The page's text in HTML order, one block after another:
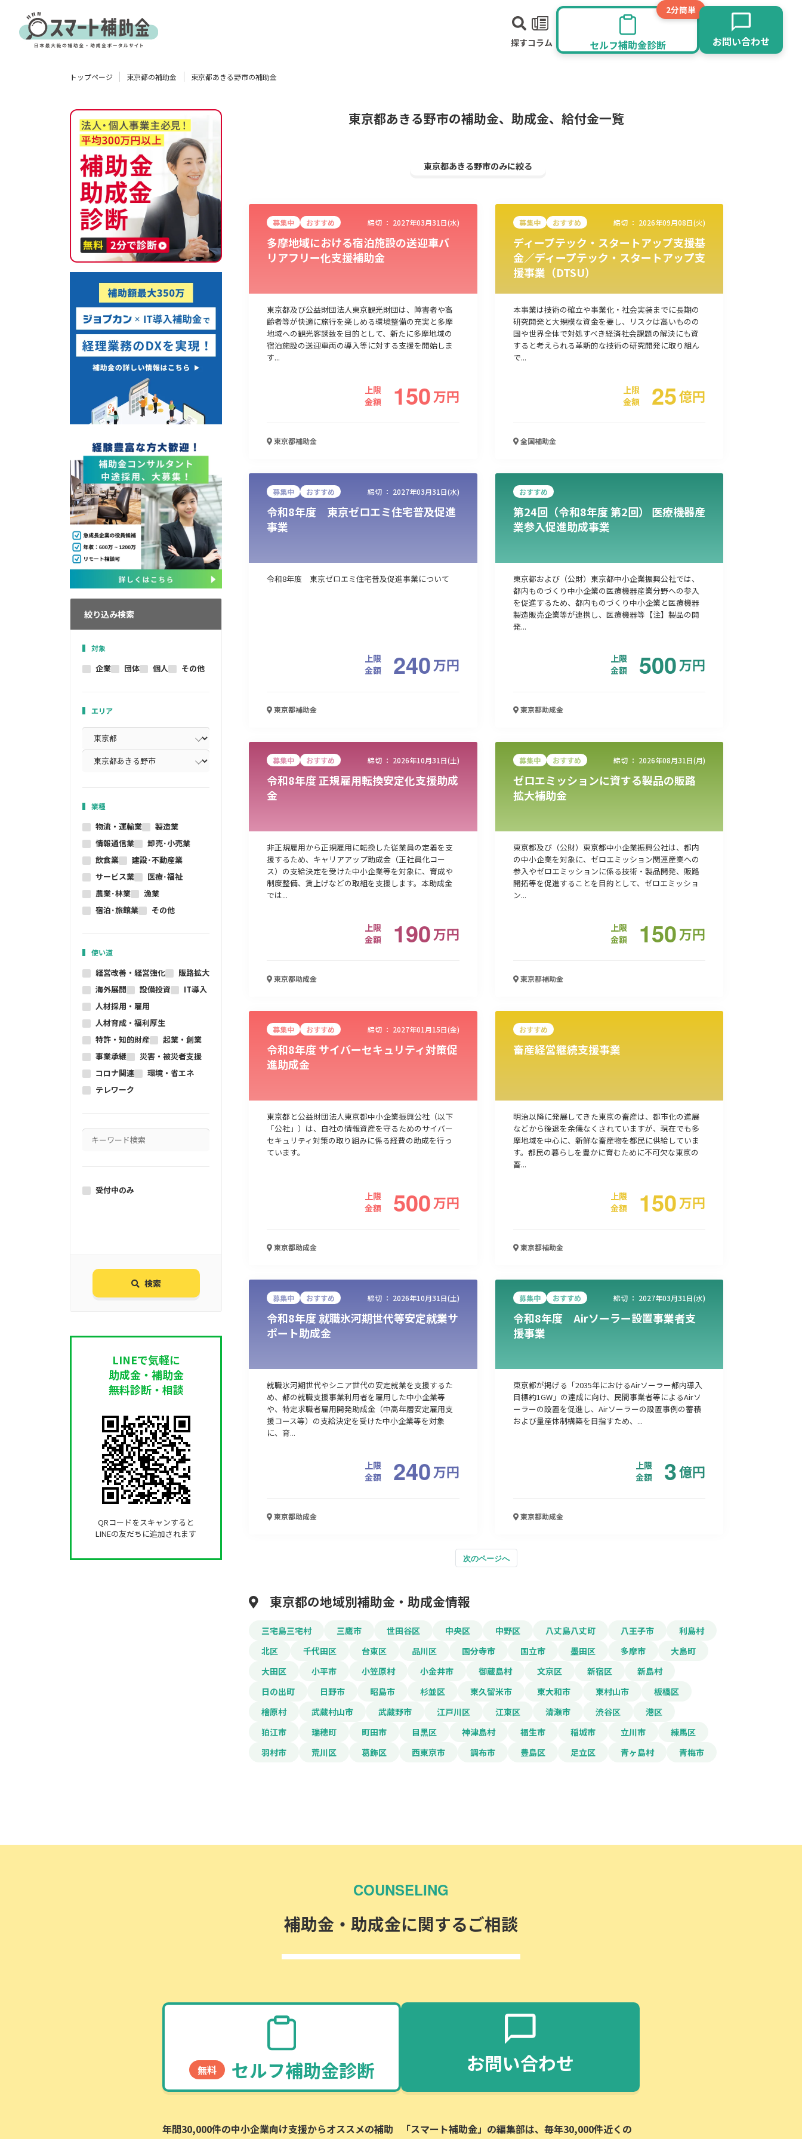
探すコラム
2分簡単
セルフ補助金診断 お問い合わせ
製造業 情報通信業 卸売･小売業 建設･不動産業 サービス業 医療･福祉 農業･林業 宿泊･旅館業 その他
販路拡大 海外展開
トップページ 東京都の補助金 東京都あきる野市の補助金
絞り込み検索
対象
企業 団体 個人 その他
エリア
業種
物流・運輸業
製造業
情報通信業
卸売･小売業
飲食業
建設･不動産業
サービス業
医療･福祉
農業･林業
漁業
宿泊･旅館業
その他
使い道
経営改善・経営強化
販路拡大
海外展開
設備投資
IT導入
人材採用・雇用
人材育成・福利厚生
特許・知的財産
起業・創業
事業承継
災害・被災者支援
コロナ関連
環境・省エネ
テレワーク
受付中のみ
検索
LINEで気軽に
助成金・補助金
無料診断・相談
QRコードをスキャンすると
LINEの友だちに追加されます
東京都あきる野市の補助金、助成金、給付金一覧
東京都あきる野市のみに絞る
募集中 おすすめ 締切 ： 2027年03月31日(水)
多摩地域における宿泊施設の送迎車バ
リアフリー化支援補助金
東京都及び公益財団法人東京観光財団は、障害者や高
齢者等が快適に旅行を楽しめる環境整備の充実と多摩
地域への観光客誘致を目的として、新たに多摩地域の
宿泊施設の送迎車両の導入等に対する支援を開始しま
す...
上限
金額
150万円
東京都補助金
募集中 おすすめ 締切 ： 2026年09月08日(火)
ディープテック・スタートアップ支援基
金／ディープテック・スタートアップ支
援事業（DTSU）
本事業は技術の確立や事業化・社会実装までに長期の
研究開発と大規模な資金を要し、リスクは高いものの
国や世界全体で対処すべき経済社会課題の解決にも資
すると考えられる革新的な技術の研究開発に取り組ん
で...
上限
金額
25億円
全国補助金
募集中 おすすめ 締切 ： 2027年03月31日(水)
令和8年度 東京ゼロエミ住宅普及促進
事業
令和8年度 東京ゼロエミ住宅普及促進事業について
上限
金額
240万円
東京都補助金
おすすめ
第24回（令和8年度 第2回） 医療機器産
業参入促進助成事業
東京都および（公財）東京都中小企業振興公社では、
都内ものづくり中小企業の医療機器産業分野への参入
を促進するため、都内ものづくり中小企業と医療機器
製造販売企業等が連携し、医療機器等【注】製品の開
発...
上限
金額
500万円
東京都助成金
募集中 おすすめ 締切 ： 2026年10月31日(土)
令和8年度 正規雇用転換安定化支援助成
金
非正規雇用から正規雇用に転換した従業員の定着を支
援するため、キャリアアップ助成金（正社員化コー
ス）の支給決定を受けた中小企業等を対象に、育成や
制度整備、賃上げなどの取組を支援します。本助成金
では...
上限
金額
190万円
東京都助成金
募集中 おすすめ 締切 ： 2026年08月31日(月)
ゼロエミッションに資する製品の販路
拡大補助金
東京都及び（公財）東京都中小企業振興公社は、都内
の中小企業を対象に、ゼロエミッション関連産業への
参入やゼロエミッションに係る技術・製品開発、販路
開拓等を促進することを目的として、ゼロエミッショ
ン...
上限
金額
150万円
東京都補助金
募集中 おすすめ 締切 ： 2027年01月15日(金)
令和8年度 サイバーセキュリティ対策促
進助成金
東京都と公益財団法人東京都中小企業振興公社（以下
「公社」）は、自社の情報資産を守るためのサイバー
セキュリティ対策の取り組みに係る経費の助成を行っ
ています。
上限
金額
500万円
東京都助成金
おすすめ
畜産経営継続支援事業
明治以降に発展してきた東京の畜産は、都市化の進展
などから後退を余儀なくされていますが、現在でも多
摩地域を中心に、新鮮な畜産物を都民に供給していま
す。都民の暮らしを豊かに育むために不可欠な東京の
畜...
上限
金額
150万円
東京都補助金
募集中 おすすめ 締切 ： 2026年10月31日(土)
令和8年度 就職氷河期世代等安定就業サ
ポート助成金
就職氷河期世代やシニア世代の安定就業を支援するた
め、都の就職支援事業利用者を雇用した中小企業等
や、特定求職者雇用開発助成金（中高年層安定雇用支
援コース等）の支給決定を受けた中小企業等を対象
に、育...
上限
金額
240万円
東京都助成金
募集中 おすすめ 締切 ： 2027年03月31日(水)
令和8年度 Airソーラー設置事業者支
援事業
東京都が掲げる「2035年におけるAirソーラー都内導入
目標約1GW」の達成に向け、民間事業者等によるAirソ
ーラーの設置を促進し、Airソーラーの設置事例の蓄積
および量産体制構築を目指すため、...
上限
金額
3億円
東京都助成金
次のページへ
東京都の地域別補助金・助成金情報
三宅島三宅村 三鷹市 世田谷区 中央区 中野区 八丈島八丈町 八王子市
利島村
北区
千代田区 台東区 品川区 国分寺市 国立市 墨田区 多摩市
大島町
大田区
小平市 小笠原村 小金井市 御蔵島村 文京区 新宿区
新島村
日の出町
日野市 昭島市 杉並区 東久留米市 東大和市 東村山市
板橋区
檜原村
武蔵村山市 武蔵野市 江戸川区 江東区 清瀬市 渋谷区
港区
狛江市
瑞穂町 町田市 目黒区 神津島村 福生市 稲城市 立川市
練馬区
羽村市
荒川区 葛飾区 西東京市 調布市 豊島区 足立区 青ヶ島村 青梅市
COUNSELING
補助金・助成金に関するご相談
無料 セルフ補助金診断
年間30,000件の中小企業向け支援からオススメの補助
お問い合わせ
「スマート補助金」の編集部は、毎年30,000件近くの